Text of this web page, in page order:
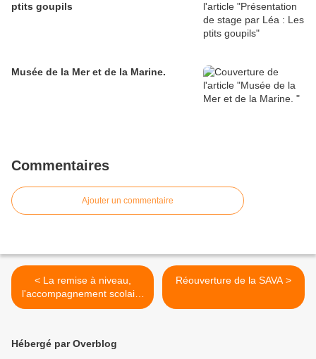
ptits goupils
Musée de la Mer et de la Marine.
Commentaires
Ajouter un commentaire
< La remise à niveau,
l'accompagnement scolaire
et le FLE en vidéo
Réouverture de la SAVA >
Hébergé par Overblog